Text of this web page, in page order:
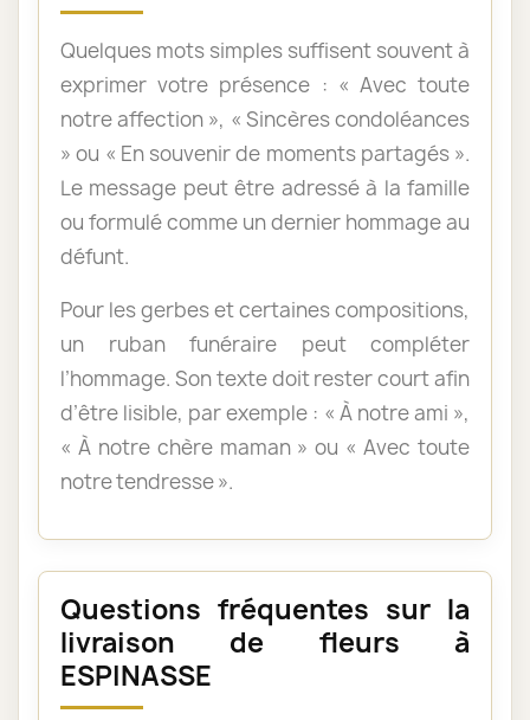
Quelques mots simples suffisent souvent à
exprimer votre présence : « Avec toute
notre affection », « Sincères condoléances
» ou « En souvenir de moments partagés ».
Le message peut être adressé à la famille
ou formulé comme un dernier hommage au
défunt.
Pour les gerbes et certaines compositions,
un ruban funéraire peut compléter
l’hommage. Son texte doit rester court afin
d’être lisible, par exemple : « À notre ami »,
« À notre chère maman » ou « Avec toute
notre tendresse ».
Questions fréquentes sur la
livraison de fleurs à
ESPINASSE